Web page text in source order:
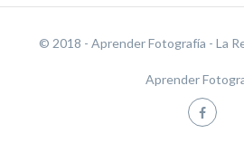
© 2018 - Aprender Fotografía - La
Aprender